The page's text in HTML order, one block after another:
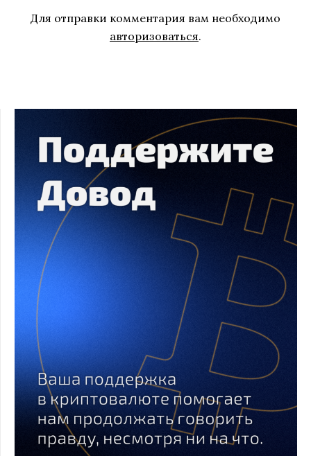
Для отправки комментария вам необходимо
авторизоваться.